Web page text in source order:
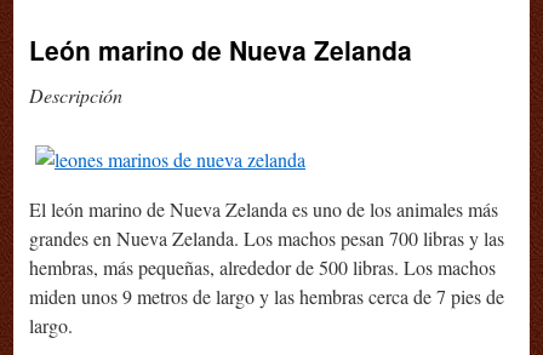
contenido
León marino de Nueva Zelanda
Descripción
El león marino de Nueva Zelanda es uno de los animales más
grandes en Nueva Zelanda. Los machos pesan 700 libras y las
hembras, más pequeñas, alrededor de 500 libras. Los machos
miden unos 9 metros de largo y las hembras cerca de 7 pies de
largo.